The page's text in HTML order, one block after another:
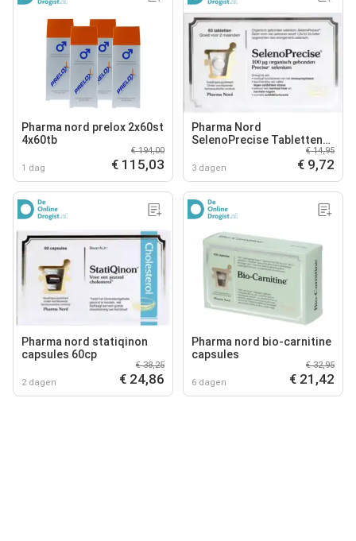
Pharma nord prelox 2x60st
4x60tb
1 dag
€ 194,00
€ 115,03
Pharma Nord
SelenoPrecise Tabletten
3 dagen
€ 14,95
€ 9,72
Pharma nord statiqinon
capsules 60cp
2 dagen
€ 38,25
€ 24,86
Pharma nord bio-carnitine
capsules
6 dagen
€ 32,95
€ 21,42